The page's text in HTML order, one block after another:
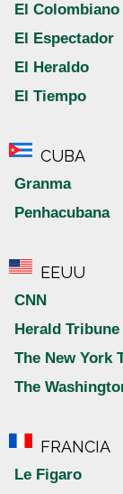
El Colombiano
El Espectador
El Heraldo
El Tiempo
CUBA
Granma
Penhacubana
EEUU
CNN
Herald Tribune
The New York
The
FRANCIA
Le Figaro